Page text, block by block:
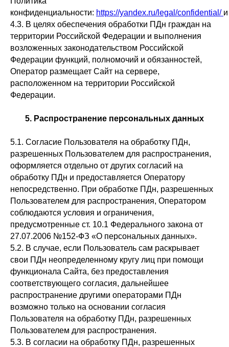
конфиденциальности: https://yandex.ru/legal/confidential/
4.3. В целях обеспечения обработки ПДн граждан на
территории Российской Федерации и выполнения
возложенных законодательством Российской
Федерации функций, полномочий и обязанностей,
Оператор размещает Сайт на сервере,
расположенном на территории Российской
Федерации.
5. Распространение персональных данных
5.1. Согласие Пользователя на обработку ПДн,
разрешенных Пользователем для распространения,
оформляется отдельно от других согласий на
обработку ПДн и предоставляется Оператору
непосредственно. При обработке ПДн, разрешенных
Пользователем для распространения, Оператором
соблюдаются условия и ограничения,
предусмотренные ст. 10.1 Федерального закона от
27.07.2006 №152-ФЗ «О персональных данных».
5.2. В случае, если Пользователь сам раскрывает
свои ПДн неопределенному кругу лиц при помощи
функционала Сайта, без предоставления
соответствующего согласия, дальнейшее
распространение другими операторами ПДн
возможно только на основании согласия
Пользователя на обработку ПДн, разрешенных
Пользователем для распространения.
5.3. В согласии на обработку ПДн, разрешенных